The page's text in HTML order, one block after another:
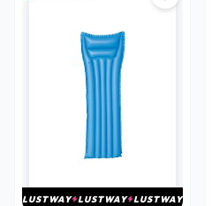
LUSTWAY LUSTWAY LUSTWAY